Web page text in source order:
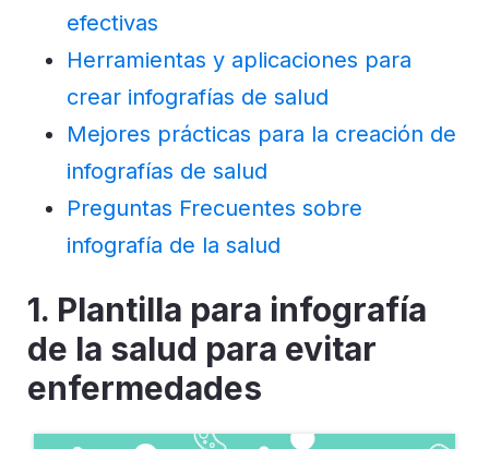
efectivas
Herramientas y aplicaciones para
crear infografías de salud
Mejores prácticas para la creación de
infografías de salud
Preguntas Frecuentes sobre
infografía de la salud
1. Plantilla para infografía
de la salud para evitar
enfermedades